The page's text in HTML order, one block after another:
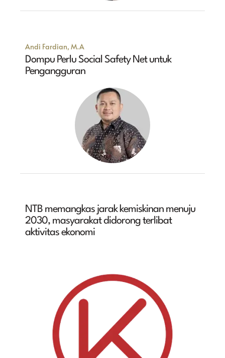
Andi Fardian, M.A
Dompu Perlu Social Safety Net untuk
Pengangguran
NTB memangkas jarak kemiskinan menuju
2030, masyarakat didorong terlibat
aktivitas ekonomi